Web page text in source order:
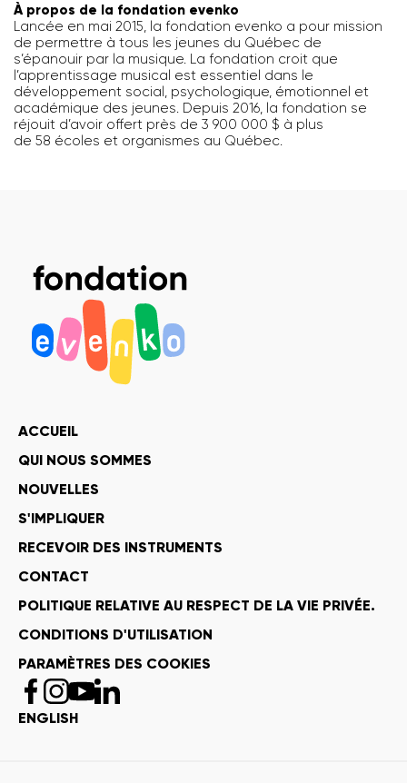
À propos de la fondation evenko
Lancée en mai 2015, la fondation evenko a pour mission
de permettre à tous les jeunes du Québec de
s’épanouir par la musique. La fondation croit que
l’apprentissage musical est essentiel dans le
développement social, psychologique, émotionnel et
académique des jeunes. Depuis 2016, la fondation se
réjouit d’avoir offert près de 3 900 000 $ à plus
de 58 écoles et organismes au Québec.
ACCUEIL
QUI NOUS SOMMES
NOUVELLES
S'IMPLIQUER
RECEVOIR DES INSTRUMENTS
CONTACT
POLITIQUE RELATIVE AU RESPECT DE LA VIE PRIVÉE.
CONDITIONS D'UTILISATION
PARAMÈTRES DES COOKIES
ENGLISH